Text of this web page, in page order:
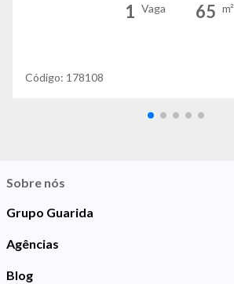
1 Vaga 65 m²
Código: 178108
Sobre nós
Grupo Guarida
Agências
Blog